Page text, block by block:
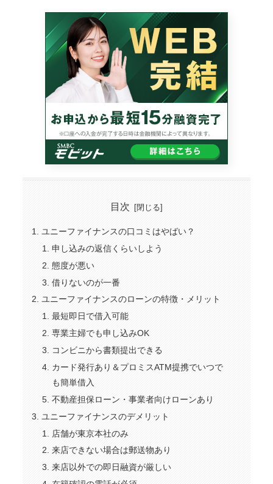
目次
ユニーファイナンスの口コミはやばい？
申し込みの返信くらいしよう
態度が悪い
借りないのが一番
ユニーファイナンスのローンの特徴・メリット
最短即日で借入可能
専業主婦でも申し込みOK
コンビニから書類提出できる
カード発行あり＆プロミスATM提携でいつで
も簡単借入
不動産担保ローン・事業者向けローンあり
ユニーファイナンスのデメリット
店舗が東京本社のみ
来店できない場合は郵送物あり
来店以外での即日融資が厳しい